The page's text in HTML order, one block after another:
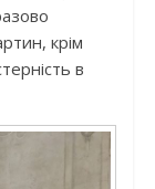
крім
в